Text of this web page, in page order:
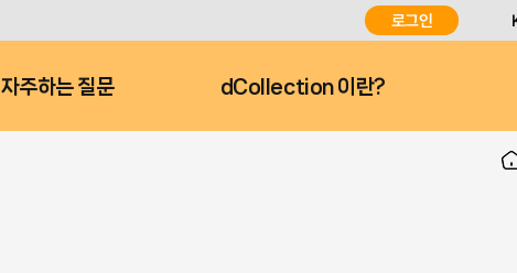
로그인
자주하는 질문 dCollection 이란?